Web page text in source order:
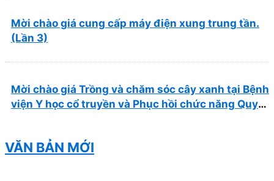
Mời chào giá cung cấp máy điện xung trung tần.
(Lần 3)
Mời chào giá Trồng và chăm sóc cây xanh tại Bệnh
viện Y học cổ truyền và Phục hồi chức năng Quy
VĂN BẢN MỚI